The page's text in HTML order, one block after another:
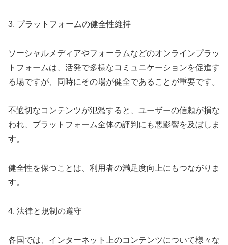
3. プラットフォームの健全性維持
ソーシャルメディアやフォーラムなどのオンラインプラッ
トフォームは、活発で多様なコミュニケーションを促進す
る場ですが、同時にその場が健全であることが重要です。
不適切なコンテンツが氾濫すると、ユーザーの信頼が損な
われ、プラットフォーム全体の評判にも悪影響を及ぼしま
す。
健全性を保つことは、利用者の満足度向上にもつながりま
す。
4. 法律と規制の遵守
各国では、インターネット上のコンテンツについて様々な